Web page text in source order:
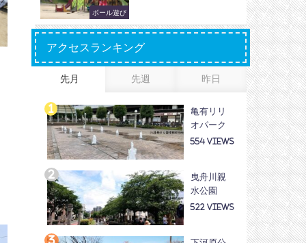
ボール遊び
アクセスランキング
先月 先週 昨日
亀有リリ
オパーク
554
曳舟川親
水公園
522